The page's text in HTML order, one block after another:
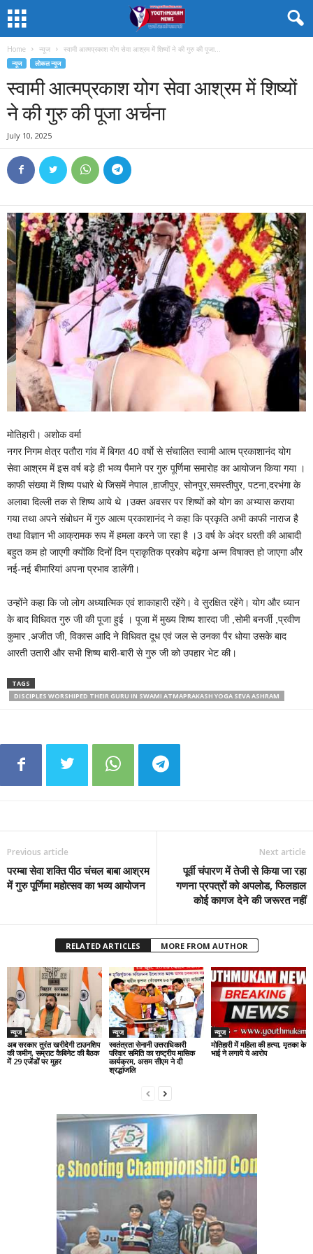
Home न्यूज स्वामी आत्मप्रकाश योग सेवा आश्रम में शिष्यों ने की गुरु की पूजा...
न्यूज लोकल न्यूज
स्वामी आत्मप्रकाश योग सेवा आश्रम में शिष्यों
ने की गुरु की पूजा अर्चना
July 10, 2025
मोतिहारी। अशोक वर्मा
नगर निगम क्षेत्र पतौरा गांव में बिगत 40 वर्षाे से संचालित स्वामी आत्म प्रकाशानंद योग
सेवा आश्रम में इस वर्ष बड़े ही भव्य पैमाने पर गुरु पूर्णिमा समारोह का आयोजन किया गया ।
काफी संख्या में शिष्य पधारे थे जिसमें नेपाल ,हाजीपुर, सोनपुर,समस्तीपुर, पटना,दरभंगा के
अलावा दिल्ली तक से शिष्य आये थे ।उक्त अवसर पर शिष्यों को योग का अभ्यास कराया
गया तथा अपने संबोधन में गुरु आत्म प्रकाशानंद ने कहा कि प्रकृति अभी काफी नाराज है
तथा विज्ञान भी आक्रामक रूप में हमला करने जा रहा है ।3 वर्ष के अंदर धरती की आबादी
बहुत कम हो जाएगी क्योंकि दिनों दिन प्राकृतिक प्रकोप बढ़ेगा अन्न विषाक्त हो जाएगा और
नई-नई बीमारियां अपना प्रभाव डालेंगी।
उन्होंने कहा कि जो लोग अध्यात्मिक एवं शाकाहारी रहेंगे। वे सुरक्षित रहेंगे। योग और ध्यान
के बाद विधिवत गुरु जी की पूजा हुई । पूजा में मुख्य शिष्य शारदा जी ,सोमी बनर्जी ,प्रवीण
कुमार ,अजीत जी, विकास आदि ने विधिवत दूध एवं जल से उनका पैर धोया उसके बाद
आरती उतारी और सभी शिष्य बारी-बारी से गुरु जी को उपहार भेट की।
TAGS
DISCIPLES WORSHIPED THEIR GURU IN SWAMI ATMAPRAKASH YOGA SEVA ASHRAM
Previous article
परम्बा सेवा शक्ति पीठ चंचल बाबा आश्रम
में गुरु पूर्णिमा महोत्सव का भव्य आयोजन
Next article
पूर्वी चंपारण में तेजी से किया जा रहा
गणना प्रपत्रों को अपलोड, फिलहाल
कोई कागज देने की जरूरत नहीं
RELATED ARTICLES MORE FROM AUTHOR
न्यूज
अब सरकार तुरंत खरीदेगी टाउनशिप
की जमीन, सम्राट कैबिनेट की बैठक
में 29 एजेंडों पर मुहर
न्यूज
स्वतंत्रता सेनानी उत्तराधिकारी
परिवार समिति का राष्ट्रीय मासिक
कार्यक्रम, असम सीएम ने दी
श्रद्धांजलि
न्यूज
मोतिहारी में महिला की हत्या, मृतका के
भाई ने लगाये ये आरोप